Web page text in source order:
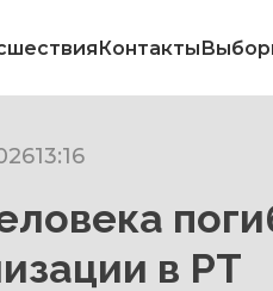
Контакты
13:16
в РТ